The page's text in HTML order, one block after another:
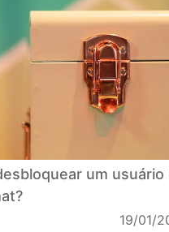
um usuário
19/01/